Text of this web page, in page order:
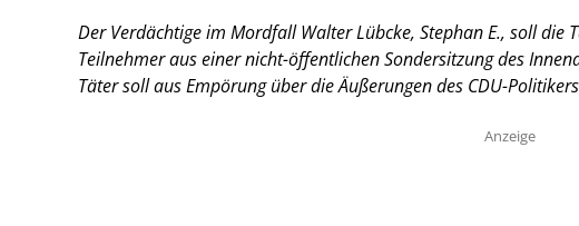
Der Verdächtige im Mordfall Walter Lübcke, Stephan E., soll die
Teilnehmer aus einer nicht-öffentlichen Sondersitzung des
Täter soll aus Empörung über die Äußerungen des CDU-
Anzeige